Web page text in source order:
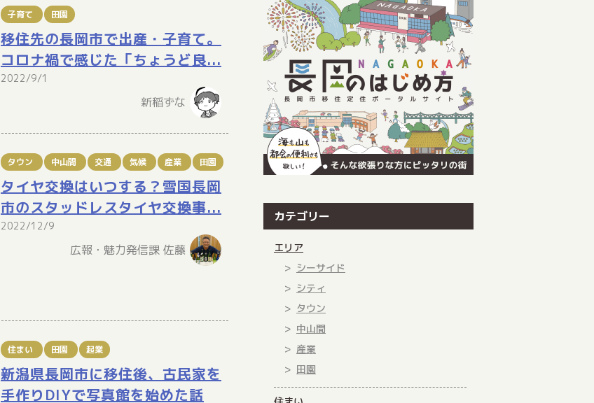
子育て 田園
移住先の長岡市で出産・子育て。
コロナ禍で感じた「ちょうど良...
2022/9/1
新稲ずな
タウン 中山間 交通 気候 産業 田園
タイヤ交換はいつする？雪国長岡
市のスタッドレスタイヤ交換事...
2022/12/9
広報・魅力発信課 佐藤
住まい 田園 起業
新潟県長岡市に移住後、古民家を
手作りDIYで写真館を始めた話
カテゴリー
エリア
シーサイド
シティ
タウン
中山間
産業
田園